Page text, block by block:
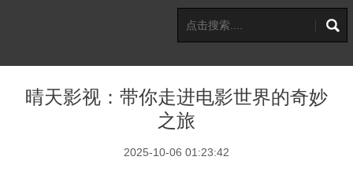
晴天影视：带你走进电影世界的奇妙
之旅
2025-10-06 01:23:42